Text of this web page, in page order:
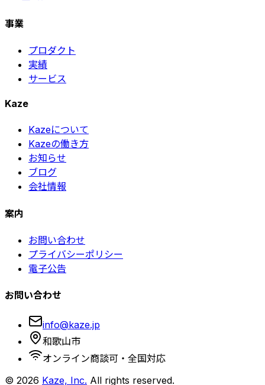
事業
プロダクト
実績
サービス
Kaze
Kazeについて
Kazeの働き方
お知らせ
ブログ
会社情報
案内
お問い合わせ
プライバシーポリシー
電子公告
お問い合わせ
info@kaze.jp
和歌山市
オンライン商談可・全国対応
© 2026 Kaze, Inc. All rights reserved.